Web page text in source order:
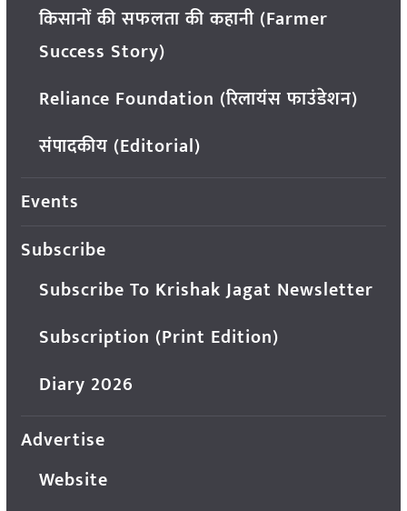
किसानों की सफलता की कहानी (Farmer
Success Story)
Reliance Foundation (रिलायंस फाउंडेशन)
संपादकीय (Editorial)
Events
Subscribe
Subscribe To Krishak Jagat Newsletter
Subscription (Print Edition)
Diary 2026
Advertise
Website